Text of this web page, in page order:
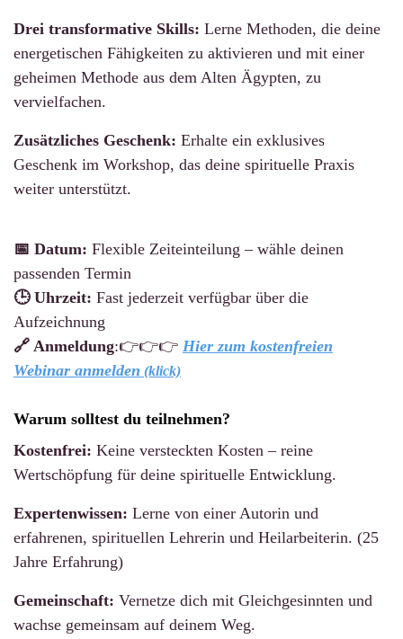
Drei transformative Skills: Lerne Methoden, die deine
energetischen Fähigkeiten zu aktivieren und mit einer
geheimen Methode aus dem Alten Ägypten, zu
vervielfachen.
Zusätzliches Geschenk: Erhalte ein exklusives
Geschenk im Workshop, das deine spirituelle Praxis
weiter unterstützt.
📅 Datum: Flexible Zeiteinteilung – wähle deinen
passenden Termin
🕒 Uhrzeit: Fast jederzeit verfügbar über die
Aufzeichnung
🔗 Anmeldung:👉👉👉 Hier zum kostenfreien
Webinar anmelden (klick)
Warum solltest du teilnehmen?
Kostenfrei: Keine versteckten Kosten – reine
Wertschöpfung für deine spirituelle Entwicklung.
Expertenwissen: Lerne von einer Autorin und
erfahrenen, spirituellen Lehrerin und Heilarbeiterin. (25
Jahre Erfahrung)
Gemeinschaft: Vernetze dich mit Gleichgesinnten und
wachse gemeinsam auf deinem Weg.